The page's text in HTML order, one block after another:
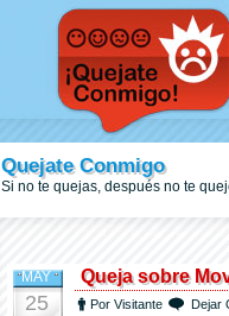
Quejate Conmigo
Si no te quejas, después no te
MAY
25
Queja sobre
Por Visitante Dejar